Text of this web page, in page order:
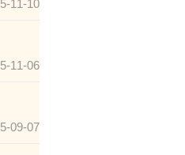
11-10
11-06
09-07